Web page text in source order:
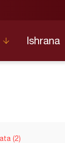
Ishrana
(2)